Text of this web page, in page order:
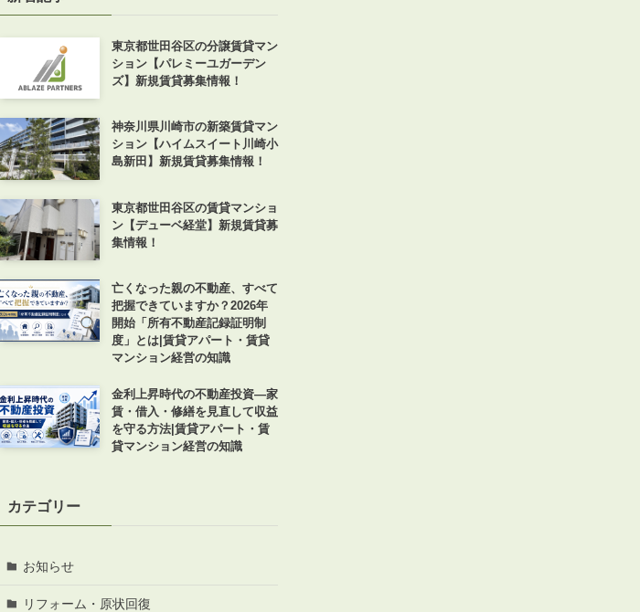
ABOUT 私たちについて
企業理念
東京都世田谷区の分譲賃貸マン
ション【パレミーユガーデン
ズ】新規賃貸募集情報！
神奈川県川崎市の新築賃貸マン
ション【ハイムスイート川崎小
島新田】新規賃貸募集情報！
東京都世田谷区の賃貸マンショ
ン【デューベ経堂】新規賃貸募
集情報！
亡くなった親の不動産、すべて
把握できていますか？2026年
開始「所有不動産記録証明制
度」とは|賃貸アパート・賃貸
マンション経営の知識
金利上昇時代の不動産投資―家
賃・借入・修繕を見直して収益
を守る方法|賃貸アパート・賃
貸マンション経営の知識
カテゴリー
お知らせ
リフォーム・原状回復